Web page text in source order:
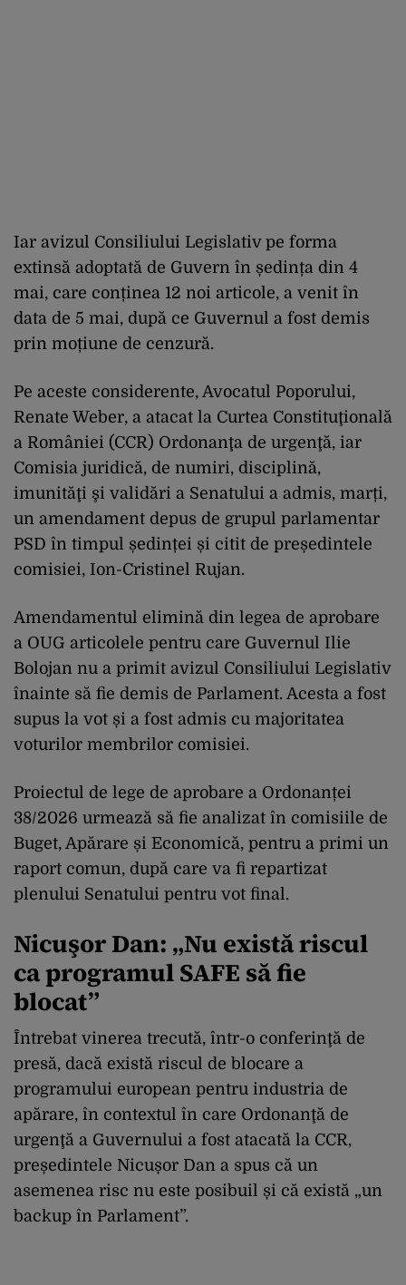
Iar avizul Consiliului Legislativ pe forma
extinsă adoptată de Guvern în ședința din 4
mai, care conținea 12 noi articole, a venit în
data de 5 mai, după ce Guvernul a fost demis
prin moțiune de cenzură.
Pe aceste considerente, Avocatul Poporului,
Renate Weber, a atacat la Curtea Constituţională
a României (CCR) Ordonanţa de urgenţă, iar
Comisia juridică, de numiri, disciplină,
imunităţi şi validări a Senatului a admis, marți,
un amendament depus de grupul parlamentar
PSD în timpul ședinței și citit de președintele
comisiei, Ion-Cristinel Rujan.
Amendamentul elimină din legea de aprobare
a OUG articolele pentru care Guvernul Ilie
Bolojan nu a primit avizul Consiliului Legislativ
înainte să fie demis de Parlament. Acesta a fost
supus la vot și a fost admis cu majoritatea
voturilor membrilor comisiei.
Proiectul de lege de aprobare a Ordonanței
38/2026 urmează să fie analizat în comisiile de
Buget, Apărare și Economică, pentru a primi un
raport comun, după care va fi repartizat
plenului Senatului pentru vot final.
Nicuşor Dan: „Nu există riscul
ca programul SAFE să fie
blocat”
Întrebat vinerea trecută, într-o conferinţă de
presă, dacă există riscul de blocare a
programului european pentru industria de
apărare, în contextul în care Ordonanţă de
urgenţă a Guvernului a fost atacată la CCR,
președintele Nicușor Dan a spus că un
asemenea risc nu este posibuil și că există „un
backup în Parlament”.